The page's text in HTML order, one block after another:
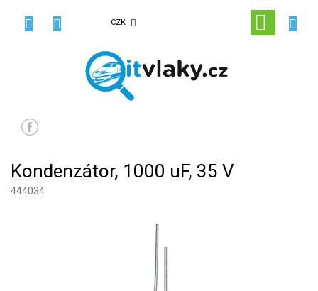
CZK
KOŠÍK
Kondenzátor, 1000 uF, 35 V
444034